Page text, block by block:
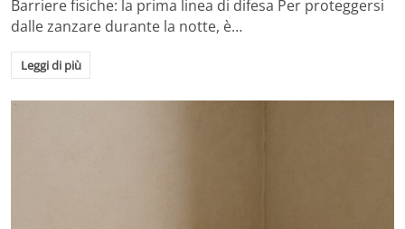
Barriere fisiche: la prima linea di difesa Per proteggersi
dalle zanzare durante la notte, è…
Leggi di più